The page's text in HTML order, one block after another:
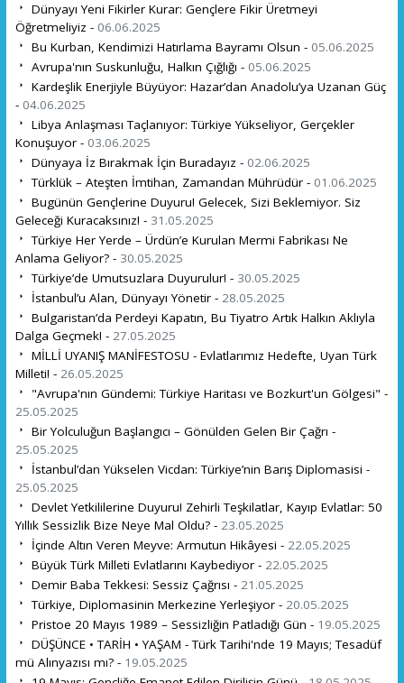
Dünyayı Yeni Fikirler Kurar: Gençlere Fikir Üretmeyi
Öğretmeliyiz - 06.06.2025
Bu Kurban, Kendimizi Hatırlama Bayramı Olsun - 05.06.2025
Avrupa'nın Suskunluğu, Halkın Çığlığı - 05.06.2025
Kardeşlik Enerjiyle Büyüyor: Hazar’dan Anadolu’ya Uzanan Güç
- 04.06.2025
Libya Anlaşması Taçlanıyor: Türkiye Yükseliyor, Gerçekler
Konuşuyor - 03.06.2025
Dünyaya İz Bırakmak İçin Buradayız - 02.06.2025
Türklük – Ateşten İmtihan, Zamandan Mührüdür - 01.06.2025
Bugünün Gençlerine Duyuru! Gelecek, Sizi Beklemiyor. Siz
Geleceği Kuracaksınız! - 31.05.2025
Türkiye Her Yerde – Ürdün’e Kurulan Mermi Fabrikası Ne
Anlama Geliyor? - 30.05.2025
Türkiye’de Umutsuzlara Duyurulur! - 30.05.2025
İstanbul’u Alan, Dünyayı Yönetir - 28.05.2025
Bulgaristan’da Perdeyi Kapatın, Bu Tiyatro Artık Halkın Aklıyla
Dalga Geçmek! - 27.05.2025
MİLLİ UYANIŞ MANİFESTOSU - Evlatlarımız Hedefte, Uyan Türk
Milleti! - 26.05.2025
"Avrupa'nın Gündemi: Türkiye Haritası ve Bozkurt'un Gölgesi" -
25.05.2025
Bir Yolculuğun Başlangıcı – Gönülden Gelen Bir Çağrı -
25.05.2025
İstanbul’dan Yükselen Vicdan: Türkiye’nin Barış Diplomasisi -
25.05.2025
Devlet Yetkililerine Duyuru! Zehirli Teşkilatlar, Kayıp Evlatlar: 50
Yıllık Sessizlik Bize Neye Mal Oldu? - 23.05.2025
İçinde Altın Veren Meyve: Armutun Hikâyesi - 22.05.2025
Büyük Türk Milleti Evlatlarını Kaybediyor - 22.05.2025
Demir Baba Tekkesi: Sessiz Çağrısı - 21.05.2025
Türkiye, Diplomasinin Merkezine Yerleşiyor - 20.05.2025
Pristoe 20 Mayıs 1989 – Sessizliğin Patladığı Gün - 19.05.2025
DÜŞÜNCE • TARİH • YAŞAM - Türk Tarihi'nde 19 Mayıs; Tesadüf
mü Alınyazısı mı? - 19.05.2025